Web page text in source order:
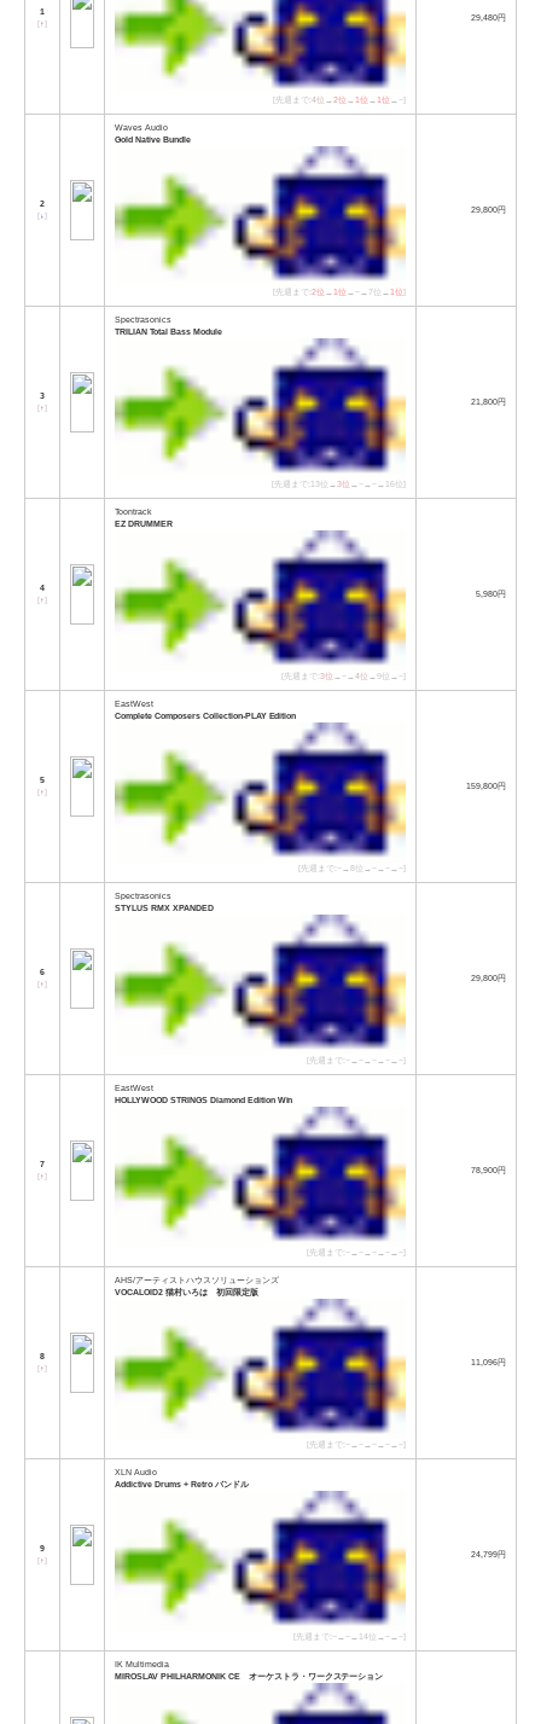
1
[↑]
[先週まで:4位 →2位 →1位 →1位 →−]
29,480円
2
[↓]
Waves Audio
Gold Native Bundle
[先週まで:2位 →1位 →−→7位→1位]
29,800円
3
[↑]
Spectrasonics
TRILIAN Total Bass Module
[先週まで:13位→3位 →−→−→16位]
21,800円
4
[↑]
Toontrack
EZ DRUMMER
[先週まで:3位 →−→4位 →9位→−]
5,980円
5
[↑]
EastWest
Complete Composers Collection-PLAY Edition
[先週まで:−→8位→−→−→−]
159,800円
6
[↑]
Spectrasonics
STYLUS RMX XPANDED
[先週まで:−→−→−→−→−]
29,800円
7
[↑]
EastWest
HOLLYWOOD STRINGS Diamond Edition Win
[先週まで:−→−→−→−→−]
78,900円
8
[↑]
AHS/アーティストハウスソリューションズ
VOCALOID2 猫村いろは 初回限定版
[先週まで:−→−→−→−→−]
11,096円
9
[↑]
XLN Audio
Addictive Drums + Retro バンドル
[先週まで:−→−→14位→−→−]
24,799円
IK Multimedia
MIROSLAV PHILHARMONIK CE オーケストラ・ワークステーション